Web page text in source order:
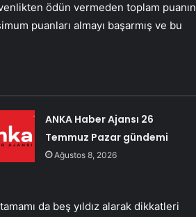
ödün vermeden toplam puanın
puanları almayı başarmış ve bu
ANKA Haber Ajansı 26
Temmuz Pazar gündemi
Ağustos 8, 2026
da beş yıldız alarak dikkatleri